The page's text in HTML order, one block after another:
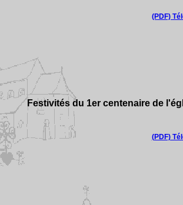
(PDF)
Festivités du 1er centenaire de
(PDF)